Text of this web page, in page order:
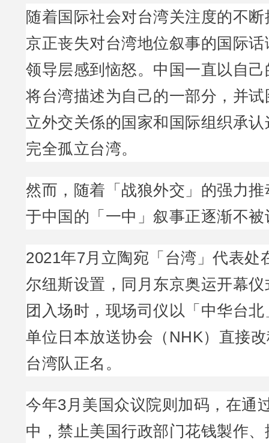
随着国际社会对台湾关注度的不
京正丧失对台湾地位叙事的国际
领导层感到恼怒。中国一直以自
将台湾描述为自己的一部分，并
立外交关係的国家和国际组织承
完全孤立台湾。
然而，随着「战狼外交」的强力
于中国的「一中」叙事正逐渐不被
2021年7月立陶宛「台湾」代表处
尔纽斯设置，同月东京奥运开幕
团入场时，现场司仪以「中华台
单位日本放送协会（NHK）直接
台湾队正名。
今年3月美国众议院则加码，在通
中，禁止美国行政部门花钱製作